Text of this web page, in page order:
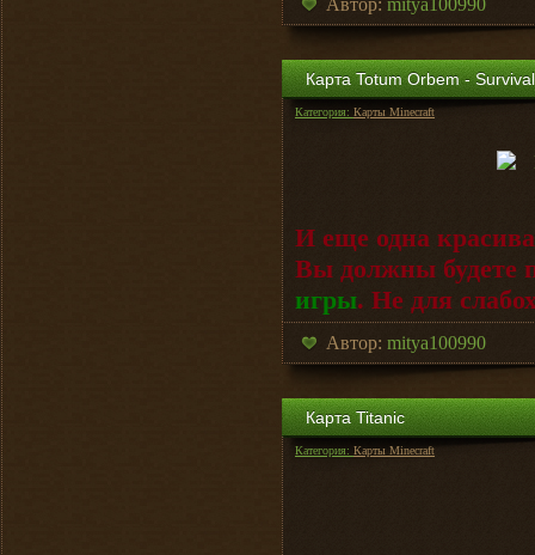
Автор: mitya100990
Карта Totum Orbem -
Категория: Карты Minecraft
И еще одна
Вы должны будете
игры. Не для
Автор: mitya100990
Карта Titanic
Категория: Карты Minecraft